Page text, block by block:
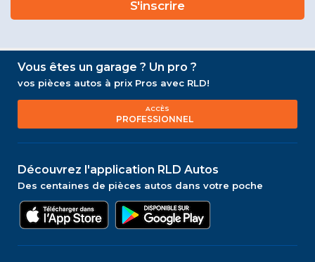
Vous êtes un garage ? Un pro ?
vos pièces autos à prix Pros avec RLD!
ACCÈS
PROFESSIONNEL
Découvrez l'application RLD Autos
Des centaines de pièces autos dans votre poche